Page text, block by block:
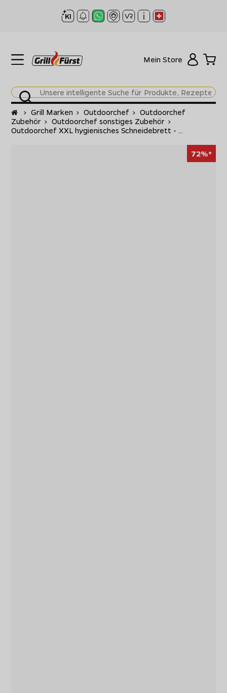
Mein Store
Startseite
> Grill Marken > Outdoorchef > Outdoorchef
Zubehör > Outdoorchef sonstiges Zubehör >
Outdoorchef XXL hygienisches Schneidebrett - ...
72%*